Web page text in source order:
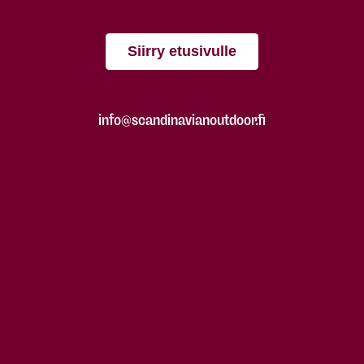
Siirry etusivulle
info@scandinavianoutdoor.fi